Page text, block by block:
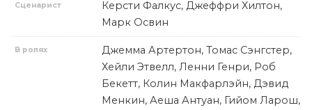
Сценарист
Керсти Фалкус, Джеффри Хилтон,
Марк Освин
В ролях
Джемма Артертон, Томас Сэнгстер,
Хейли Этвелл, Ленни Генри, Роб
Бекетт, Колин Макфарлэйн, Дэвид
Менкин, Аеша Антуан, Гийом Ларош,